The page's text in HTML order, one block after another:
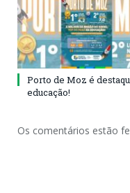
Porto de Moz é
educação!
Os comentários estão